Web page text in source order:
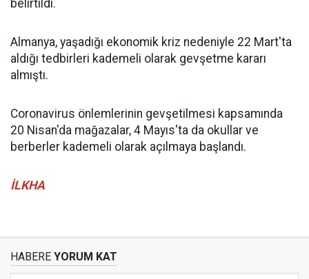
belirtildi.
Almanya, yaşadığı ekonomik kriz nedeniyle 22 Mart'ta
aldığı tedbirleri kademeli olarak gevşetme kararı
almıştı.
Coronavirus önlemlerinin gevşetilmesi kapsamında
20 Nisan'da mağazalar, 4 Mayıs'ta da okullar ve
berberler kademeli olarak açılmaya başlandı.
İLKHA
HABERE YORUM KAT